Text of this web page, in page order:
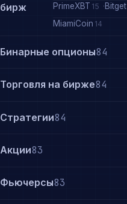
бирж
PrimeXBT 15 Bitget
MiamiCoin 14
Бинарные опционы84
Торговля на бирже84
Стратегии84
Акции83
Фьючерсы83